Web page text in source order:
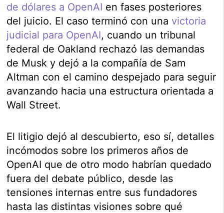
de dólares a OpenAI en fases posteriores
del juicio. El caso terminó con una victoria
judicial para OpenAI, cuando un tribunal
federal de Oakland rechazó las demandas
de Musk y dejó a la compañía de Sam
Altman con el camino despejado para seguir
avanzando hacia una estructura orientada a
Wall Street.
El litigio dejó al descubierto, eso sí, detalles
incómodos sobre los primeros años de
OpenAI que de otro modo habrían quedado
fuera del debate público, desde las
tensiones internas entre sus fundadores
hasta las distintas visiones sobre qué